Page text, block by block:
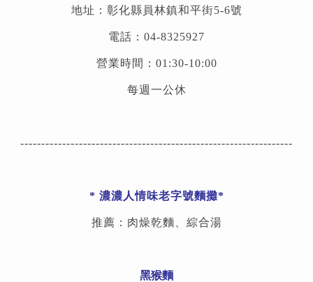
地址：彰化縣員林鎮和平街5-6號
電話：04-8325927
營業時間：01:30-10:00
每週一公休
-----------------------------------------------------------------
* 濃濃人情味老字號麵攤*
推薦：肉燥乾麵、綜合湯
黑猴麵